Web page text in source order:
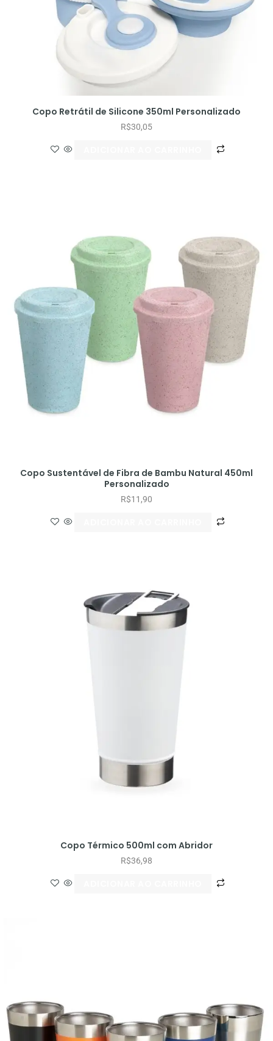
Copo Retrátil de Silicone 350ml Personalizado
R$30,05
Copo Sustentável de Fibra de Bambu Natural 450ml
Personalizado
R$11,90
Copo Térmico 500ml com Abridor
R$36,98